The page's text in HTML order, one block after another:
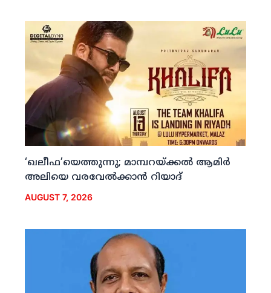
‘ഖലീഫ’യെത്തുന്നു; മാമ്പറയ്ക്കല്‍ ആമിര്‍
അലിയെ വരവേല്‍ക്കാന്‍ റിയാദ്
AUGUST 7, 2026